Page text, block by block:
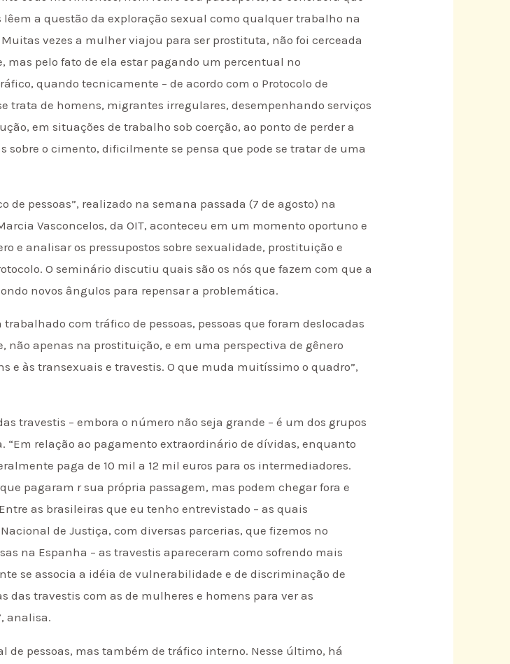
a questão da exploração sexual como qualquer trabalho na
vezes a mulher viajou para ser prostituta, não foi cerceada
pelo fato de ela estar pagando um percentual no
quando tecnicamente – de acordo com o Protocolo de
trata de homens, migrantes irregulares, desempenhando serviços
em situações de trabalho sob coerção, ao ponto de perder a
sobre o cimento, dificilmente se pensa que pode se tratar de uma
de pessoas”, realizado na semana passada (7 de agosto) na
Vasconcelos, da OIT, aconteceu em um momento oportuno e
e analisar os pressupostos sobre sexualidade, prostituição e
O seminário discutiu quais são os nós que fazem com que a
novos ângulos para repensar a problemática.
com tráfico de pessoas, pessoas que foram deslocadas
não apenas na prostituição, e em uma perspectiva de gênero
e às transexuais e travestis. O que muda muitíssimo o quadro”,
travestis – embora o número não seja grande – é um dos grupos
relação ao pagamento extraordinário de dívidas, enquanto
paga de 10 mil a 12 mil euros para os intermediadores.
pagaram r sua própria passagem, mas podem chegar fora e
as brasileiras que eu tenho entrevistado – as quais
de Justiça, com diversas parcerias, que fizemos no
na Espanha – as travestis apareceram como sofrendo mais
se associa a idéia de vulnerabilidade e de discriminação de
das travestis com as de mulheres e homens para ver as
analisa.
pessoas, mas também de tráfico interno. Nesse último, há